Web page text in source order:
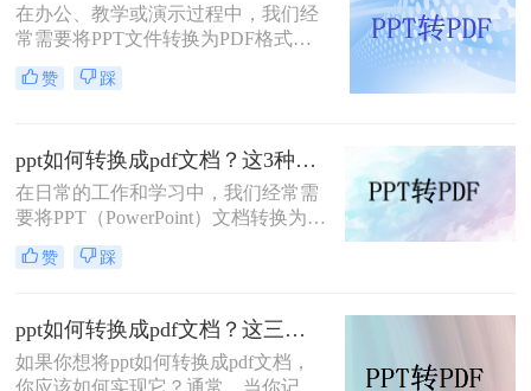
在办公、教学或演示过程中，我们经
常需要将PPT文件转换为PDF格式，
以便在不同设备和软件上保持一致的
排版和布局。PDF格式具有跨平台
如何转化PDF格式呢？下面将介绍三
种将PPT转化为PDF格式的方法，帮
助您轻松实现格式转换。
赞 踩
ppt如何转换成pdf文档？这3种方法，任你选择！
在日常的工作和学习中，我们经常需
要将PPT（PowerPoint）文档转换为
PDF格式，以便于分享、打印或确保
内容在不同设备上保持一致的展示效
不易被篡改等优点，因此成为了许多
场合下的首选格式。本文将详细介绍
PPT如何转换成PDF文档，帮助读者
赞 踩
ppt如何转换成pdf文档？这三种实用方法分享给你！
如果你想将ppt如何转换成pdf文档，
你应该如何实现它？通常，当你记录